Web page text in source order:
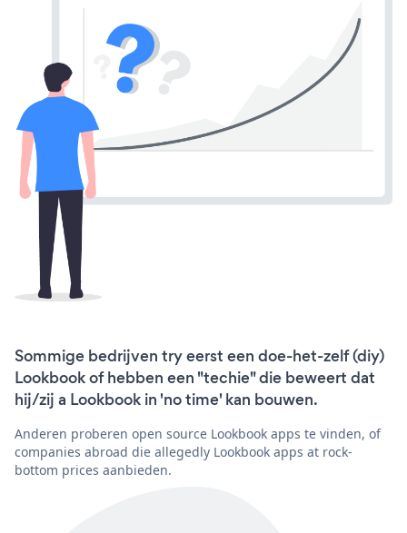
Sommige bedrijven try eerst een doe-het-zelf (diy)
Lookbook of hebben een "techie" die beweert dat
hij/zij a Lookbook in 'no time' kan bouwen.
Anderen proberen open source Lookbook apps te vinden, of
companies abroad die allegedly Lookbook apps at rock-
bottom prices aanbieden.